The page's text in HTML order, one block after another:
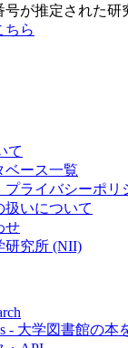
が推定された研
ちら
て
ベース一覧
プライバシーポリ
扱いについて
せ
研究所 (NII)
- 大学図書館の本